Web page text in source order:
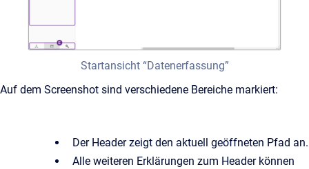
Startansicht “Datenerfassung”
Auf dem Screenshot sind verschiedene Bereiche markiert:
Der Header zeigt den aktuell geöffneten Pfad an.
Alle weiteren Erklärungen zum Header können